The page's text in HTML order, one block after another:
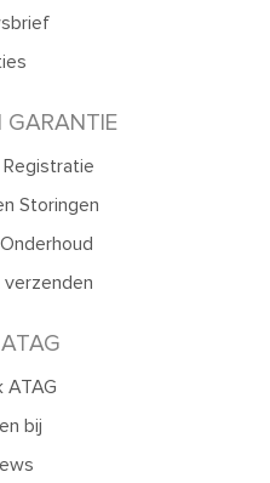
GARANTIE
Storingen
ATAG
bij